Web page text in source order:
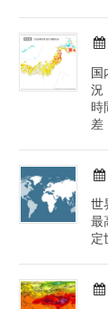
国内気温概
況
時
差
世界の最低・
最
定